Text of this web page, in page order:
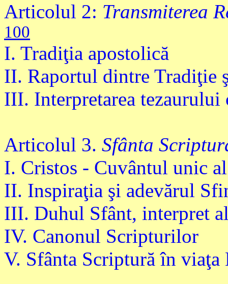
Articolul 2: Transmiterea
100
I. Tradiţia apostolică
II. Raportul dintre Tradiţie
III. Interpretarea tezaurului
Articolul 3. Sfânta
I. Cristos - Cuvântul unic
II. Inspiraţia şi adevărul
III. Duhul Sfânt, interpret
IV. Canonul Scripturilor
V. Sfânta Scriptură în